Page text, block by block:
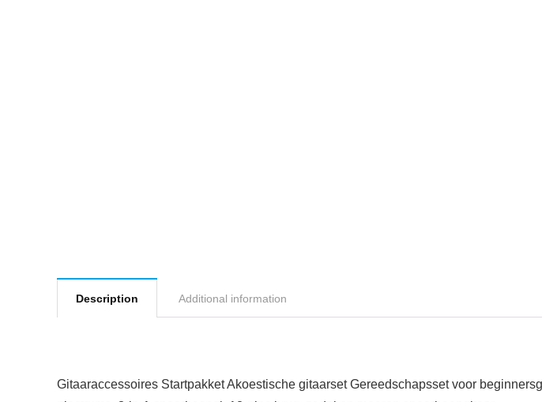
Description Additional information
Gitaaraccessoires Startpakket Akoestische gitaarset Gereedschapsset voor